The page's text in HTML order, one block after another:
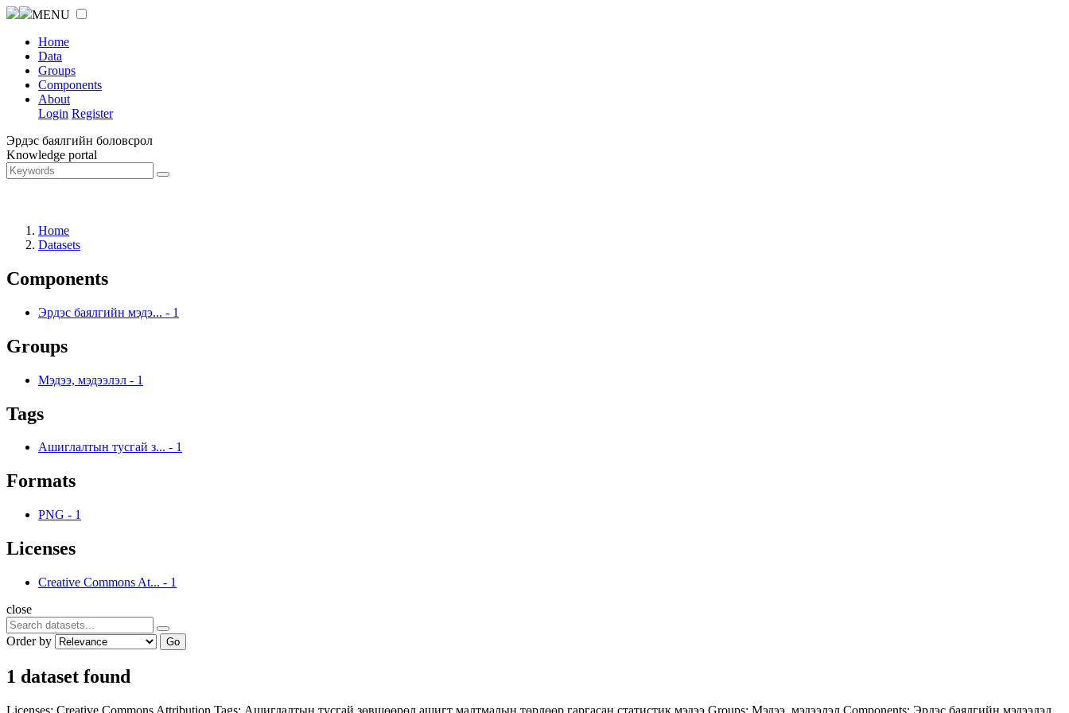
MENU
Home
Data
Groups
Components
About
Login Register
Эрдэс баялгийн боловсрол
Knowledge portal
Home
Datasets
Components
Эрдэс баялгийн мэдэ... - 1
Groups
Мэдээ, мэдээлэл - 1
Tags
Ашиглалтын тусгай з... - 1
Formats
PNG - 1
Licenses
Creative Commons At... - 1
close
Order by Go
1 dataset found
Licenses: Creative Commons Attribution Tags: Ашиглалтын тусгай зөвшөөрөл ашигт малтмалын төрлөөр гаргасан статистик мэдээ Groups: Мэдээ, мэдээлэл Components: Эрдэс баялгийн мэдээлэл